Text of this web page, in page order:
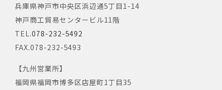
兵庫県神戸市中央区浜辺通5丁目1-14
神戸商工貿易センタービル11階
TEL.078-232-5492
FAX.078-232-5493
【九州営業所】
福岡県福岡市博多区店屋町1丁目35